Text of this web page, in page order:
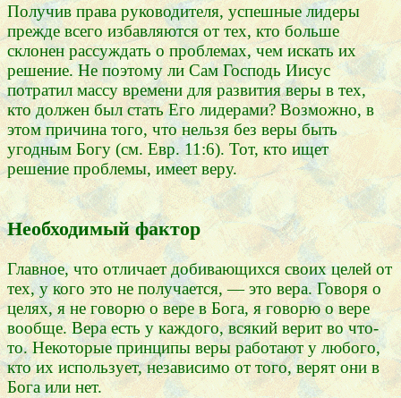
Получив права руководителя, успешные лидеры
прежде всего избавляются от тех, кто больше
склонен рассуждать о проблемах, чем искать их
решение. Не поэтому ли Сам Господь Иисус
потратил массу времени для развития веры в тех,
кто должен был стать Его лидерами? Возможно, в
этом причина того, что нельзя без веры быть
угодным Богу (см. Евр. 11:6). Тот, кто ищет
решение проблемы, имеет веру.
Необходимый фактор
Главное, что отличает добивающихся своих целей от
тех, у кого это не получается, — это вера. Говоря о
целях, я не говорю о вере в Бога, я говорю о вере
вообще. Вера есть у каждого, всякий верит во что-
то. Некоторые принципы веры работают у любого,
кто их использует, независимо от того, верят они в
Бога или нет.